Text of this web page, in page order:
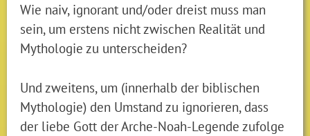
Wie naiv, ignorant und/oder dreist muss man
sein, um erstens nicht zwischen Realität und
Mythologie zu unterscheiden?
Und zweitens, um (innerhalb der biblischen
Mythologie) den Umstand zu ignorieren, dass
der liebe Gott der Arche-Noah-Legende zufolge